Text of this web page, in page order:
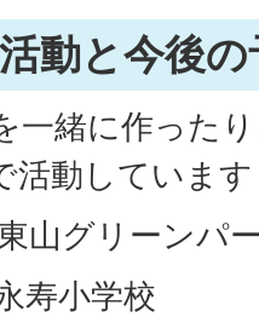
動と今後の
一緒に作った
活動しています
山グリーンパ
寿小学校